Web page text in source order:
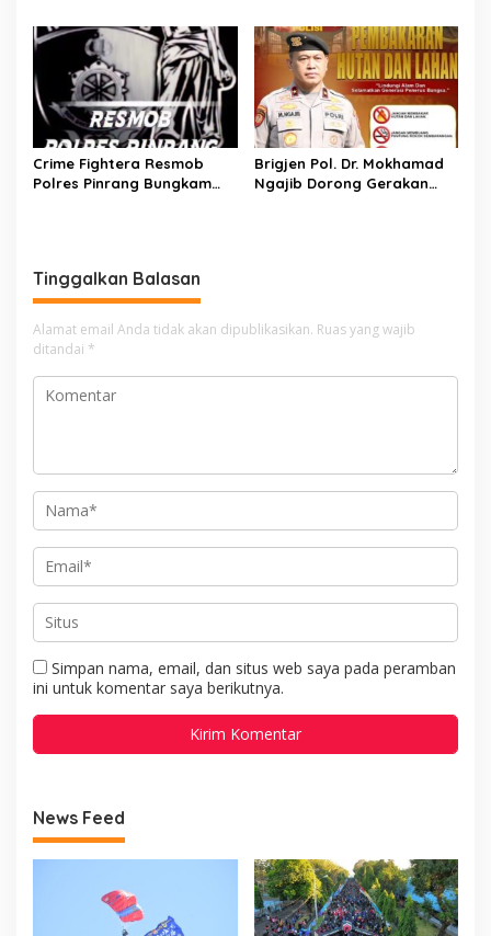
Sinergitas
Polres Pinrang Berhasil
Bekuk Pelaku Pembunuhan
di Jalan Macan, Apresiasi
Mengalir Untuk Ipda Ahmad
Haris dan Aiptu Syahrir,
Kerja Senyap Polisi
Berbuah Pengungkapan
Kasus Menonjol
Crime Fightera Resmob
Polres Pinrang Bungkam
Brigjen Pol. Dr. Mokhamad
Ngajib Dorong Gerakan
Tinggalkan Balasan
Alamat email Anda tidak akan dipublikasikan. Ruas yang wajib
ditandai *
Simpan nama, email, dan situs web saya pada peramban
ini untuk komentar saya berikutnya.
News Feed